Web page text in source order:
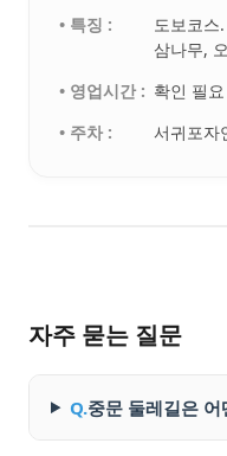
• 특징 :
도보코스
삼나무,
• 영업시간 : 확인 필
• 주차 :
서귀포자
자주 묻는 질문
Q.중문 둘레길은